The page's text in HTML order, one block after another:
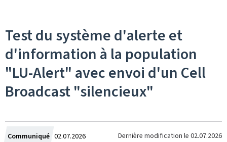
Test du système d'alerte et
d'information à la population
"LU-Alert" avec envoi d'un Cell
Broadcast "silencieux"
Communiqué Crée
02.07.2026 Dernière modification le 02.07.2026